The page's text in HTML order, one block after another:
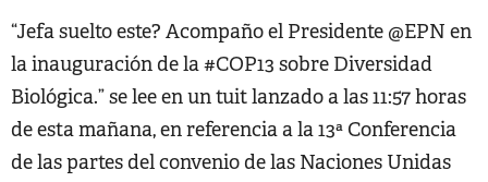
“Jefa suelto este? Acompaño el Presidente @EPN en
la inauguración de la #COP13 sobre Diversidad
Biológica.” se lee en un tuit lanzado a las 11:57 horas
de esta mañana, en referencia a la 13ª Conferencia
de las partes del convenio de las Naciones Unidas